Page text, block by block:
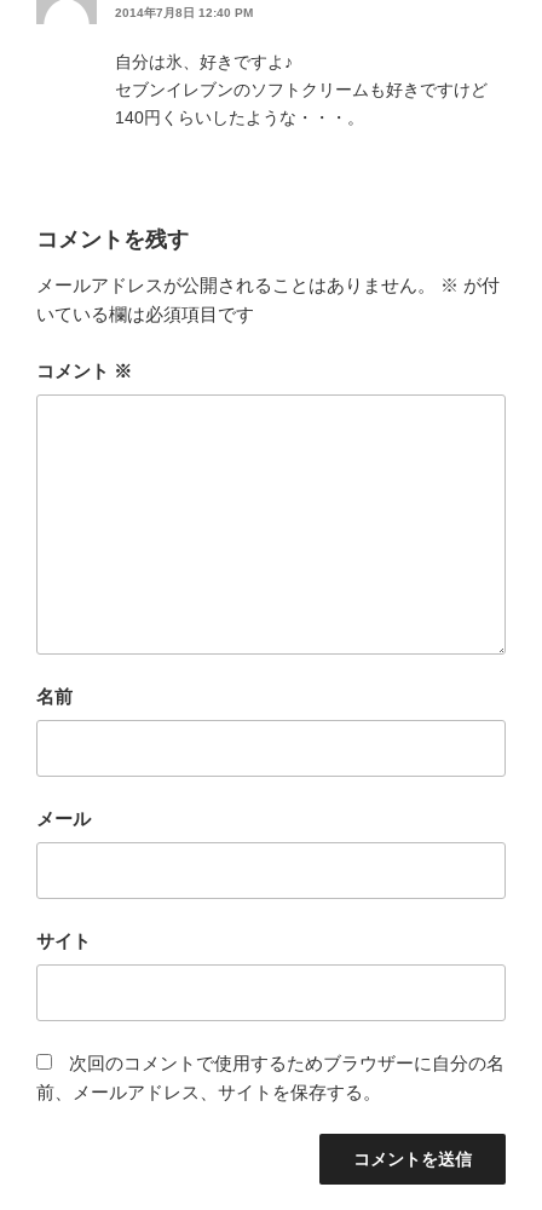
2014年7月8日 12:40 PM
自分は氷、好きですよ♪
セブンイレブンのソフトクリームも好きですけど
140円くらいしたような・・・。
コメントを残す
メールアドレスが公開されることはありません。 ※ が付
いている欄は必須項目です
コメント ※
名前
メール
サイト
次回のコメントで使用するためブラウザーに自分の名
前、メールアドレス、サイトを保存する。